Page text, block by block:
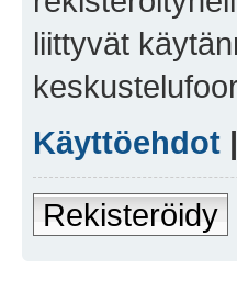
liittyvät
Käyttöehdot |
Rekisteröidy